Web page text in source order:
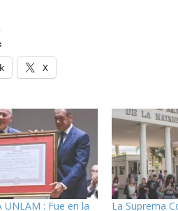
X
UNLAM : Fue en la La Suprema